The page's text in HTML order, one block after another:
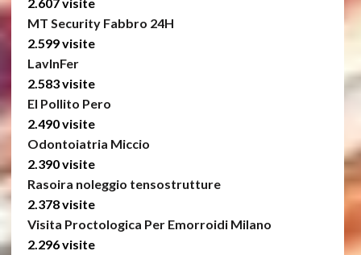
MT Security Fabbro 24H
2.599 visite
LavInFer
2.583 visite
El Pollito Pero
2.490 visite
Odontoiatria Miccio
2.390 visite
Rasoira noleggio tensostrutture
2.378 visite
Visita Proctologica Per Emorroidi Milano
2.296 visite